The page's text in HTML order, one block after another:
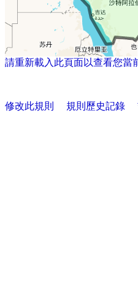
請重新載入此頁面以查看您當
修改此規則 規則歷史記錄